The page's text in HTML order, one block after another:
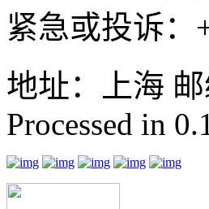
紧急或投诉：
地址：上海 邮
Processed in